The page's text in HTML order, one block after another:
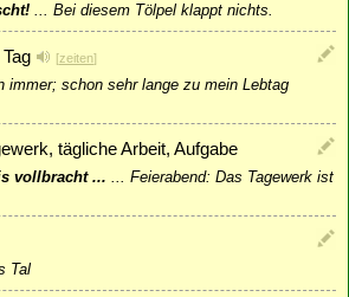
... Bei diesem Tölpel klappt nichts.
[zeiten]
immer; schon sehr lange zu mein Lebtag
tägliche Arbeit, Aufgabe
vollbracht ... ... Feierabend: Das Tagewerk ist
Tal